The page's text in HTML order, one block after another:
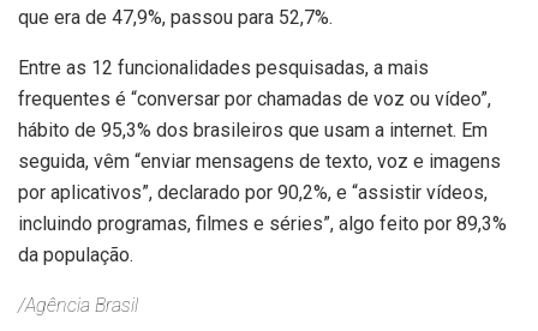
que era de 47,9%, passou para 52,7%.
Entre as 12 funcionalidades pesquisadas, a mais
frequentes é “conversar por chamadas de voz ou vídeo”,
hábito de 95,3% dos brasileiros que usam a internet. Em
seguida, vêm “enviar mensagens de texto, voz e imagens
por aplicativos”, declarado por 90,2%, e “assistir vídeos,
incluindo programas, filmes e séries”, algo feito por 89,3%
da população.
/Agência Brasil